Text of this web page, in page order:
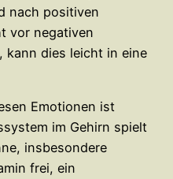
nach positiven
vor negativen
kann dies leicht in eine
Emotionen ist
im Gehirn spielt
insbesondere
frei, ein